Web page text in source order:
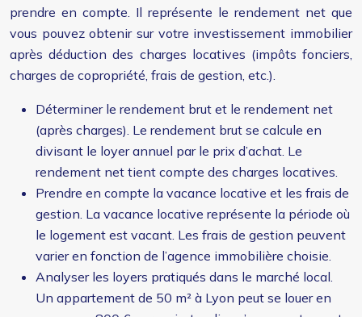
prendre en compte. Il représente le rendement net que
vous pouvez obtenir sur votre investissement immobilier
après déduction des charges locatives (impôts fonciers,
charges de copropriété, frais de gestion, etc.).
Déterminer le rendement brut et le rendement net
(après charges). Le rendement brut se calcule en
divisant le loyer annuel par le prix d’achat. Le
rendement net tient compte des charges locatives.
Prendre en compte la vacance locative et les frais de
gestion. La vacance locative représente la période où
le logement est vacant. Les frais de gestion peuvent
varier en fonction de l’agence immobilière choisie.
Analyser les loyers pratiqués dans le marché local.
Un appartement de 50 m² à Lyon peut se louer en